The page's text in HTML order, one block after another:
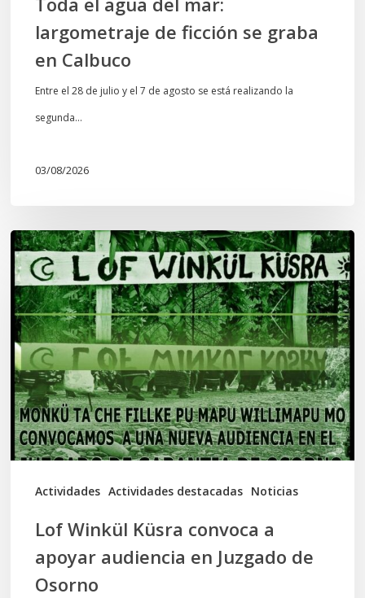
largometraje de ficción se graba
en Calbuco
Entre el 28 de julio y el 7 de agosto se está realizando la
segunda…
03/08/2026
Actividades Actividades destacadas Noticias
Lof
Winkül
Küsra
convoca
a
apoyar
audiencia
en
Juzgado
Lof Winkül Küsra convoca a
apoyar audiencia en Juzgado de
Osorno